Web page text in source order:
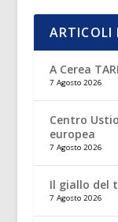
ARTICOLI
A Cerea
7 Agosto 2026
Centro
europea
7 Agosto 2026
Il giallo del
7 Agosto 2026